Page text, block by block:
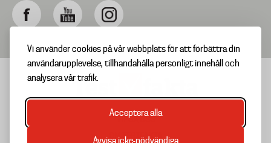
Vi använder cookies på vår webbplats för att förbättra din
användarupplevelse, tillhandahålla personligt innehåll och
analysera vår trafik.
Acceptera alla
Avvisa icke-nödvändiga
Footer
TIPSA OSS
OM TESTFAKTA